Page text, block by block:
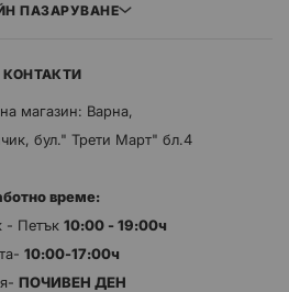
ПАЗАРУВАНЕ
КОНТАКТИ
магазин: Варна,
бул." Трети Март" бл.4
време:
- Петък 10:00 - 19:00ч
10:00-17:00ч
ПОЧИВЕН ДЕН